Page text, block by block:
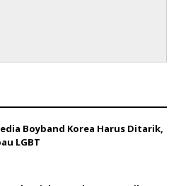
Boyband Korea Harus Ditarik,
LGBT